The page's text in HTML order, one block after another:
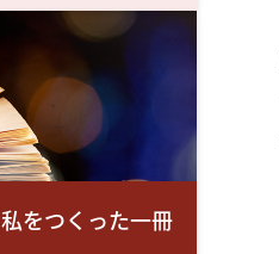
私をつくった一冊